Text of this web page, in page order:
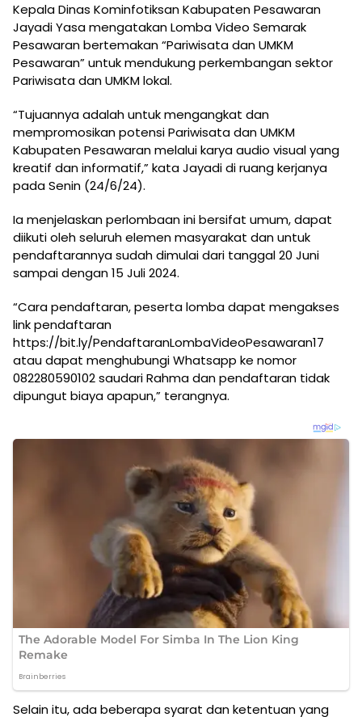
Kepala Dinas Kominfotiksan Kabupaten Pesawaran
Jayadi Yasa mengatakan Lomba Video Semarak
Pesawaran bertemakan “Pariwisata dan UMKM
Pesawaran” untuk mendukung perkembangan sektor
Pariwisata dan UMKM lokal.
“Tujuannya adalah untuk mengangkat dan
mempromosikan potensi Pariwisata dan UMKM
Kabupaten Pesawaran melalui karya audio visual yang
kreatif dan informatif,” kata Jayadi di ruang kerjanya
pada Senin (24/6/24).
Ia menjelaskan perlombaan ini bersifat umum, dapat
diikuti oleh seluruh elemen masyarakat dan untuk
pendaftarannya sudah dimulai dari tanggal 20 Juni
sampai dengan 15 Juli 2024.
“Cara pendaftaran, peserta lomba dapat mengakses
link pendaftaran
https://bit.ly/PendaftaranLombaVideoPesawaran17
atau dapat menghubungi Whatsapp ke nomor
082280590102 saudari Rahma dan pendaftaran tidak
dipungut biaya apapun,” terangnya.
Selain itu, ada beberapa syarat dan ketentuan yang